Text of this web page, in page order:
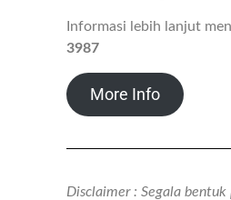
Informasi lebih lanjut
3987
More Info
Disclaimer : Segala